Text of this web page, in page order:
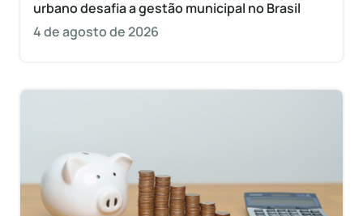
urbano desafia a gestão municipal no Brasil
4 de agosto de 2026